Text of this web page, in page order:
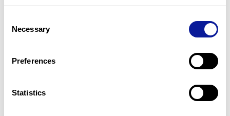
Selection
Necessary
Preferences
Statistics